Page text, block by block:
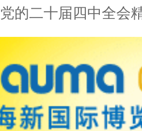
的二十届四中全会